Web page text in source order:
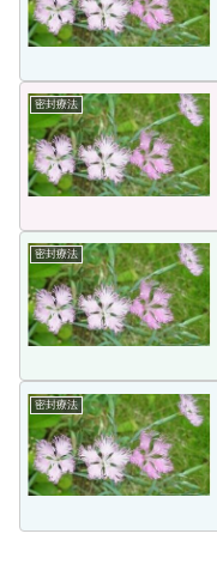
密封療法
密封療法
密封療法